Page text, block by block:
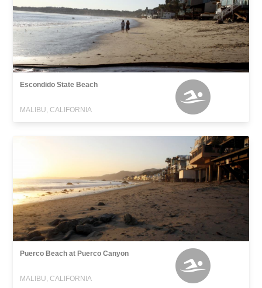
Escondido State Beach
MALIBU, CALIFORNIA
Puerco Beach at Puerco Canyon
MALIBU, CALIFORNIA